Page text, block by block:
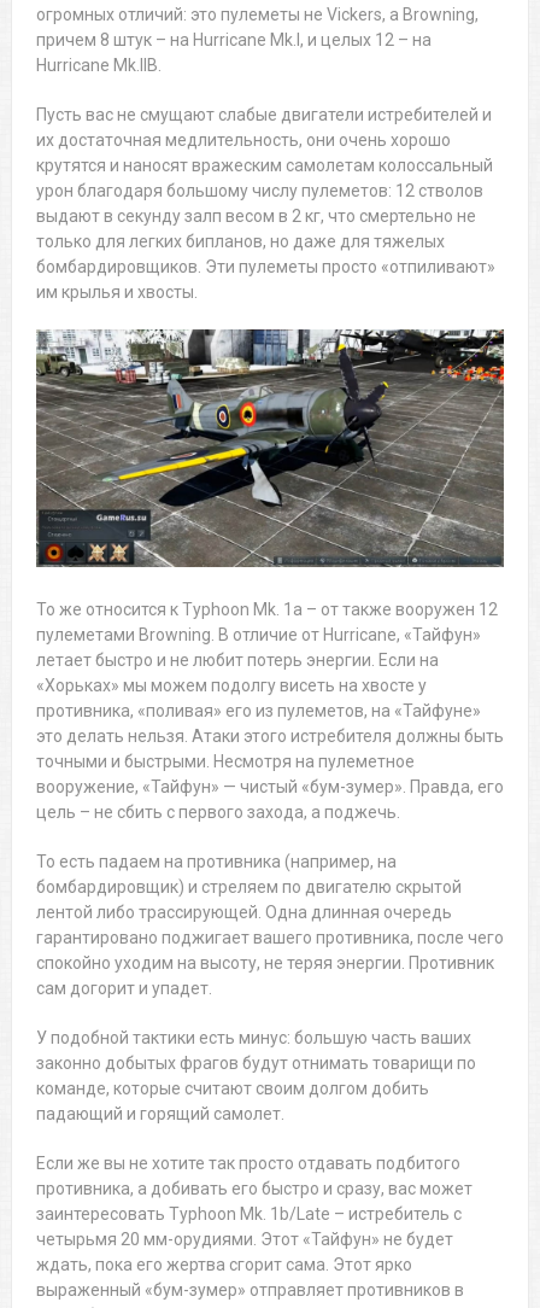
огромных отличий: это пулеметы не Vickers, а Browning,
причем 8 штук – на Hurricane Mk.I, и целых 12 – на
Hurricane Mk.IIB.
Пусть вас не смущают слабые двигатели истребителей и
их достаточная медлительность, они очень хорошо
крутятся и наносят вражеским самолетам колоссальный
урон благодаря большому числу пулеметов: 12 стволов
выдают в секунду залп весом в 2 кг, что смертельно не
только для легких бипланов, но даже для тяжелых
бомбардировщиков. Эти пулеметы просто «отпиливают»
им крылья и хвосты.
То же относится к Typhoon Mk. 1a – от также вооружен 12
пулеметами Browning. В отличие от Hurricane, «Тайфун»
летает быстро и не любит потерь энергии. Если на
«Хорьках» мы можем подолгу висеть на хвосте у
противника, «поливая» его из пулеметов, на «Тайфуне»
это делать нельзя. Атаки этого истребителя должны быть
точными и быстрыми. Несмотря на пулеметное
вооружение, «Тайфун» — чистый «бум-зумер». Правда, его
цель – не сбить с первого захода, а поджечь.
То есть падаем на противника (например, на
бомбардировщик) и стреляем по двигателю скрытой
лентой либо трассирующей. Одна длинная очередь
гарантировано поджигает вашего противника, после чего
спокойно уходим на высоту, не теряя энергии. Противник
сам догорит и упадет.
У подобной тактики есть минус: большую часть ваших
законно добытых фрагов будут отнимать товарищи по
команде, которые считают своим долгом добить
падающий и горящий самолет.
Если же вы не хотите так просто отдавать подбитого
противника, а добивать его быстро и сразу, вас может
заинтересовать Typhoon Mk. 1b/Late – истребитель с
четырьмя 20 мм-орудиями. Этот «Тайфун» не будет
ждать, пока его жертва сгорит сама. Этот ярко
выраженный «бум-зумер» отправляет противников в